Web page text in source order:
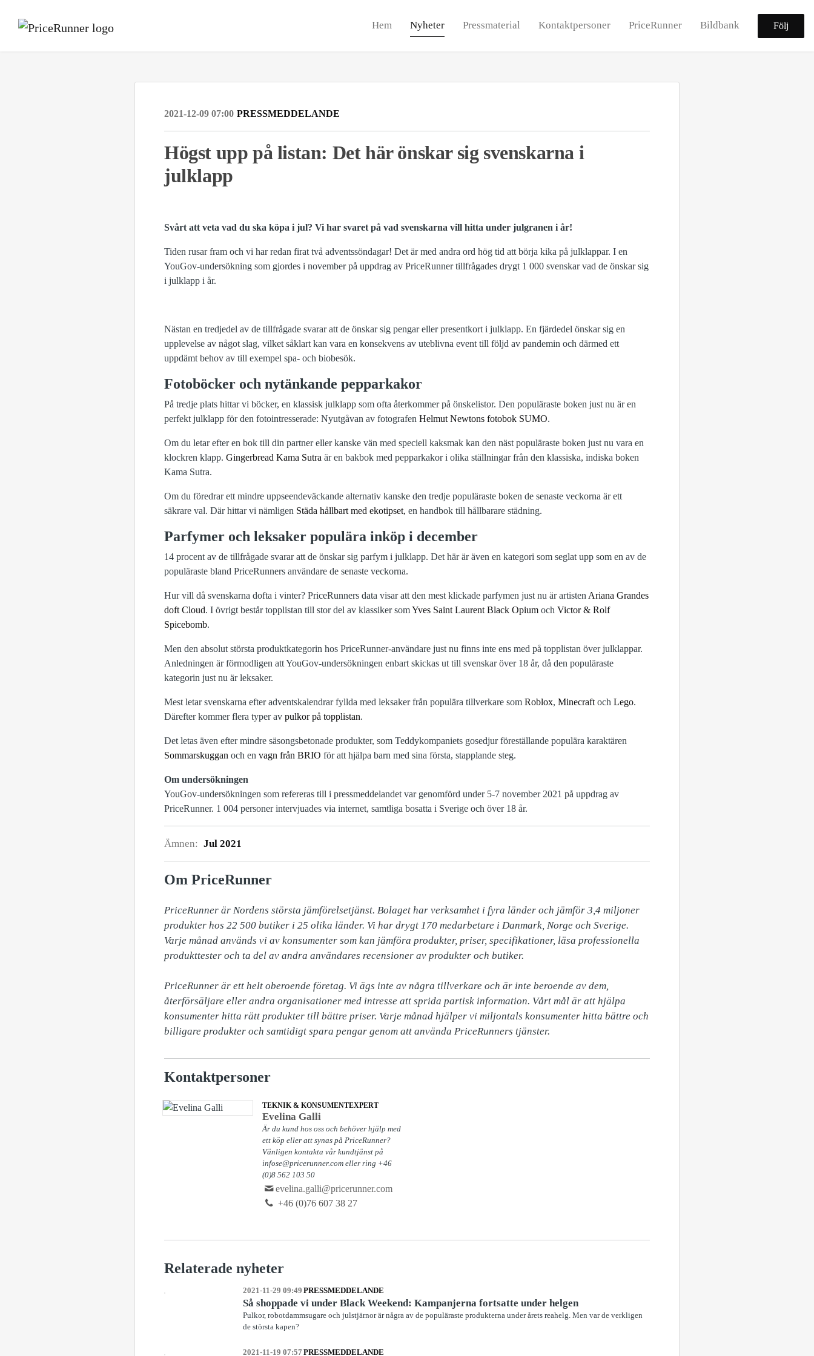
Hem Nyheter Pressmaterial Kontaktpersoner PriceRunner Bildbank Följ
2021-12-09 07:00 PRESSMEDDELANDE
Högst upp på listan: Det här önskar sig svenskarna i
julklapp
Svårt att veta vad du ska köpa i jul? Vi har svaret på vad svenskarna vill hitta under julgranen i år!
Tiden rusar fram och vi har redan firat två adventssöndagar! Det är med andra ord hög tid att börja kika på julklappar. I en
YouGov-undersökning som gjordes i november på uppdrag av PriceRunner tillfrågades drygt 1 000 svenskar vad de önskar sig
i julklapp i år.
Nästan en tredjedel av de tillfrågade svarar att de önskar sig pengar eller presentkort i julklapp. En fjärdedel önskar sig en
upplevelse av något slag, vilket såklart kan vara en konsekvens av uteblivna event till följd av pandemin och därmed ett
uppdämt behov av till exempel spa- och biobesök.
Fotoböcker och nytänkande pepparkakor
På tredje plats hittar vi böcker, en klassisk julklapp som ofta återkommer på önskelistor. Den populäraste boken just nu är en
perfekt julklapp för den fotointresserade: Nyutgåvan av fotografen Helmut Newtons fotobok SUMO.
Om du letar efter en bok till din partner eller kanske vän med speciell kaksmak kan den näst populäraste boken just nu vara en
klockren klapp. Gingerbread Kama Sutra är en bakbok med pepparkakor i olika ställningar från den klassiska, indiska boken
Kama Sutra.
Om du föredrar ett mindre uppseendeväckande alternativ kanske den tredje populäraste boken de senaste veckorna är ett
säkrare val. Där hittar vi nämligen Städa hållbart med ekotipset, en handbok till hållbarare städning.
Parfymer och leksaker populära inköp i december
14 procent av de tillfrågade svarar att de önskar sig parfym i julklapp. Det här är även en kategori som seglat upp som en av de
populäraste bland PriceRunners användare de senaste veckorna.
Hur vill då svenskarna dofta i vinter? PriceRunners data visar att den mest klickade parfymen just nu är artisten Ariana Grandes
doft Cloud. I övrigt består topplistan till stor del av klassiker somYves Saint Laurent Black Opium och Victor & Rolf
Spicebomb.
Men den absolut största produktkategorin hos PriceRunner-användare just nu finns inte ens med på topplistan över julklappar.
Anledningen är förmodligen att YouGov-undersökningen enbart skickas ut till svenskar över 18 år, då den populäraste
kategorin just nu är leksaker.
Mest letar svenskarna efter adventskalendrar fyllda med leksaker från populära tillverkare som Roblox, Minecraft och Lego.
Därefter kommer flera typer av pulkor på topplistan.
Det letas även efter mindre säsongsbetonade produkter, som Teddykompaniets gosedjur föreställande populära karaktären
Sommarskuggan och en vagn från BRIO för att hjälpa barn med sina första, stapplande steg.
Om undersökningen
YouGov-undersökningen som refereras till i pressmeddelandet var genomförd under 5-7 november 2021 på uppdrag av
PriceRunner. 1 004 personer intervjuades via internet, samtliga bosatta i Sverige och över 18 år.
Ämnen: Jul 2021
Om PriceRunner
PriceRunner är Nordens största jämförelsetjänst. Bolaget har verksamhet i fyra länder och jämför 3,4 miljoner
produkter hos 22 500 butiker i 25 olika länder. Vi har drygt 170 medarbetare i Danmark, Norge och Sverige.
Varje månad används vi av konsumenter som kan jämföra produkter, priser, specifikationer, läsa professionella
produkttester och ta del av andra användares recensioner av produkter och butiker.
PriceRunner är ett helt oberoende företag. Vi ägs inte av några tillverkare och är inte beroende av dem,
återförsäljare eller andra organisationer med intresse att sprida partisk information. Vårt mål är att hjälpa
konsumenter hitta rätt produkter till bättre priser. Varje månad hjälper vi miljontals konsumenter hitta bättre och
billigare produkter och samtidigt spara pengar genom att använda PriceRunners tjänster.
Kontaktpersoner
TEKNIK & KONSUMENTEXPERT
Evelina Galli
Är du kund hos oss och behöver hjälp med
ett köp eller att synas på PriceRunner?
Vänligen kontakta vår kundtjänst på
infose@pricerunner.com eller ring +46
(0)8 562 103 50
evelina.galli@pricerunner.com
+46 (0)76 607 38 27
Relaterade nyheter
2021-11-29 09:49 PRESSMEDDELANDE
Så shoppade vi under Black Weekend: Kampanjerna fortsatte under helgen
Pulkor, robotdammsugare och julstjärnor är några av de populäraste produkterna under årets reahelg. Men var de verkligen
de största kapen?
2021-11-19 07:57 PRESSMEDDELANDE